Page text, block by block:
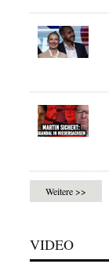
Weitere >>
VIDEO